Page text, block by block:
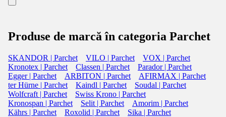
Produse de marcă în categoria Parchet
SKANDOR | Parchet VILO | Parchet
VOX | Parchet
Kronotex | Parchet
Classen | Parchet
Parador | Parchet
Egger | Parchet
ARBITON | Parchet
AFIRMAX | Parchet
ter Hürne | Parchet
Kaindl | Parchet
Soudal | Parchet
Wolfcraft | Parchet
Swiss Krono | Parchet
Kronospan | Parchet
Selit | Parchet
Amorim | Parchet
Kährs | Parchet
Roxolid | Parchet Sika | Parchet